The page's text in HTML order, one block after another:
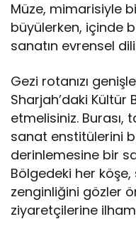
Müze, mimarisiyle
büyülerken, içinde
sanatın evrensel
Gezi rotanızı
Sharjah’daki Kültür
etmelisiniz. Burası,
sanat enstitülerini
derinlemesine bir
Bölgedeki her
zenginliğini gözler
ziyaretçilerine